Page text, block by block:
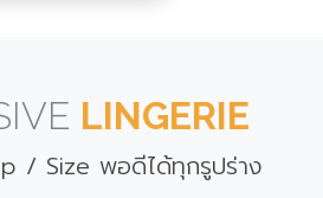
LINGERIE
/ Size พอดีได้ทุกรูปร่าง